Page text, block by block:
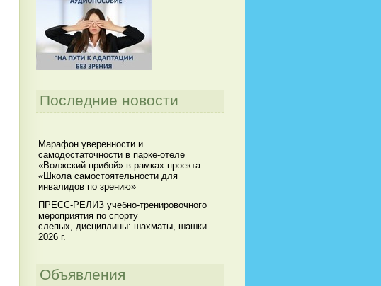
Последние новости
Марафон уверенности и
самодостаточности в парке-отеле
«Волжский прибой» в рамках проекта
«Школа самостоятельности для
инвалидов по зрению»
ПРЕСС-РЕЛИЗ учебно-тренировочного
мероприятия по спорту
слепых, дисциплины: шахматы, шашки
2026 г.
Объявления